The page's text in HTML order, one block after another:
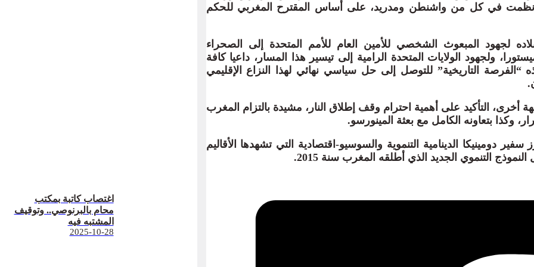
اغتصاب كاتبة بمكتب
محام بالبرنوصي.. وتوقيف
المشتبه فيه
2025-10-28
نظمت في كل من واشنطن ومدريد، على أساس المقترح المغربي للحكم
لجهود المبعوث الشخصي للأمين العام للأمم المتحدة إلى الصحراء
ولجهود الولايات المتحدة الرامية إلى تيسير هذا المسار، داعيا كافة
“الفرصة التاريخية” للتوصل إلى حل سياسي نهائي لهذا النزاع الإقليمي
أخرى، التأكيد على أهمية احترام وقف إطلاق النار، مشيدة بالتزام المغرب
وكذا بتعاونه الكامل مع بعثة المينورسو.
دومينيكا الدينامية التنموية والسوسيو-اقتصادية التي تشهدها الأقاليم
التنموي الجديد الذي أطلقه المغرب سنة 2015.